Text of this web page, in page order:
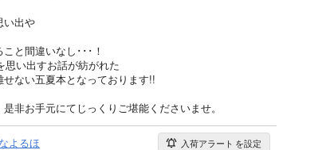
い出や
と間違いなし･･･！
思い出すお話が紡がれた
ない五夏本となっております!!
非お手元にてじっくりご堪能くださいませ。
よるほ 入荷アラート を設定